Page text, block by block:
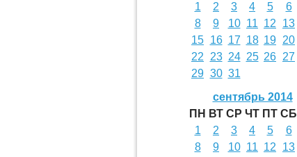
1
2 3 4 5 6
8
9 10 11 12 13
15 16 17 18 19 20
22
23 24 25 26 27
29 30 31
сентябрь 2014
ПН ВТ СР ЧТ ПТ СБ
1
2 3 4 5 6
8
9 10 11 12 13